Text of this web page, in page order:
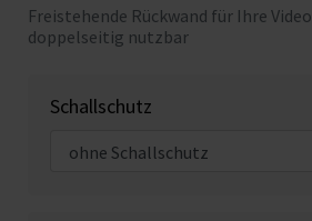
Freistehende Rückwand für Ihre
doppelseitig nutzbar
Schallschutz